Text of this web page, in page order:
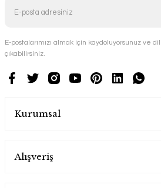
E-postalarımızı almak için kaydoluyorsunuz ve
çıkabilirsiniz.
Kurumsal
Alışveriş